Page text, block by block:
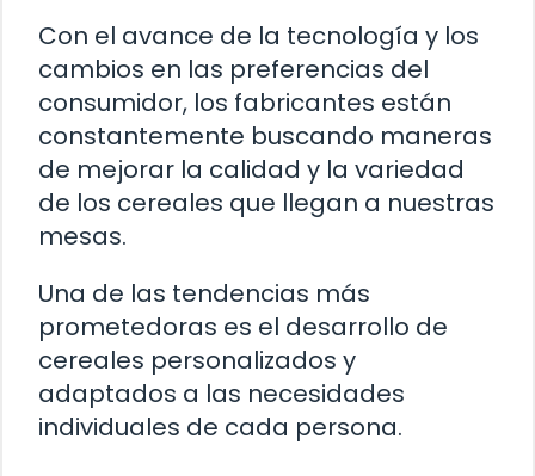
Con el avance de la tecnología y los
cambios en las preferencias del
consumidor, los fabricantes están
constantemente buscando maneras
de mejorar la calidad y la variedad
de los cereales que llegan a nuestras
mesas.
Una de las tendencias más
prometedoras es el desarrollo de
cereales personalizados y
adaptados a las necesidades
individuales de cada persona.